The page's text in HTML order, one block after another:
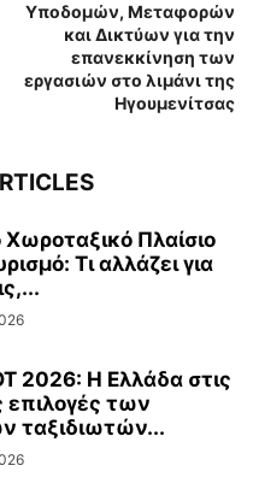
Υποδομών, Μεταφορών
και Δικτύων για την
επανεκκίνηση των
εργασιών στο λιμάνι της
Ηγουμενίτσας
Χωροταξικό Πλαίσιο
Τι αλλάζει για
2026: Η Ελλάδα στις
επιλογές των
ταξιδιωτών...